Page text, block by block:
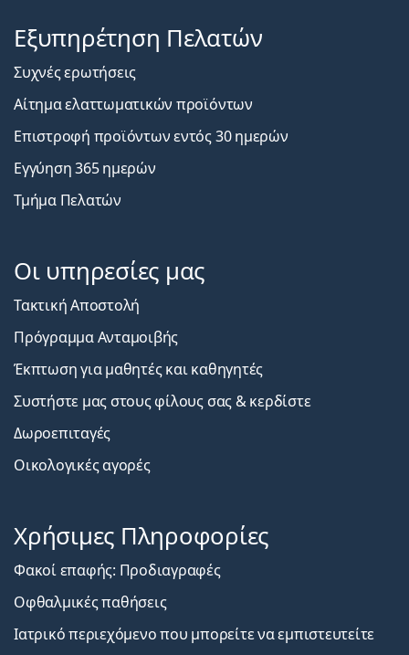
Εξυπηρέτηση Πελατών
Συχνές ερωτήσεις
Αίτημα ελαττωματικών προϊόντων
Επιστροφή προϊόντων εντός 30 ημερών
Εγγύηση 365 ημερών
Τμήμα Πελατών
Οι υπηρεσίες μας
Τακτική Αποστολή
Πρόγραμμα Ανταμοιβής
Έκπτωση για μαθητές και καθηγητές
Συστήστε μας στους φίλους σας & κερδίστε
Δωροεπιταγές
Οικολογικές αγορές
Χρήσιμες Πληροφορίες
Φακοί επαφής: Προδιαγραφές
Οφθαλμικές παθήσεις
Ιατρικό περιεχόμενο που μπορείτε να εμπιστευτείτε